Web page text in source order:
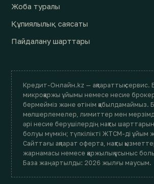
Жоба туралы
Құпиялылық саясаты
Пайдалану шарттары
Кредит-Онлайн.kz — ақпараттық сервис.
микроқаржы ұйымы немесе несие
бермейміз және өтінім қабылдамаймыз.
мөлшерлемелер, лимиттер мен
әрі несие берушілердің нақты
болуы мүмкін; түпкілікті ЖТСМ-ді ұйым
Сайттағы ақпарат оферта, нақты
жарнамасы немесе қаржылық ұсыныс
База жаңартылды: 2026 жылғы маусым.